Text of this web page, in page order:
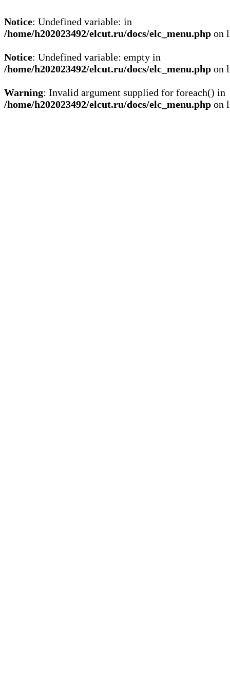
Notice: Undefined variable: in
/home/h202023492/elcut.ru/docs/elc_menu.php on
Notice: Undefined variable: empty in
/home/h202023492/elcut.ru/docs/elc_menu.php on
Warning: Invalid argument supplied for foreach() in
/home/h202023492/elcut.ru/docs/elc_menu.php on